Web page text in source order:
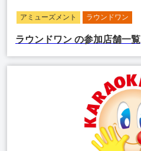
アミューズメント ラウンドワン
ラウンドワン の参加店舗一覧